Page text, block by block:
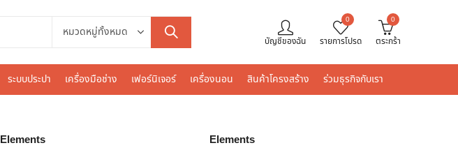
บัญชีของฉัน
0
รายการโปรด
0
ตระกร้า
ระบบประปา เครื่องมือช่าง เฟอร์นิเจอร์ เครื่องนอน สินค้าโครงสร้าง ร่วมธุรกิจกับเรา
Elements Elements